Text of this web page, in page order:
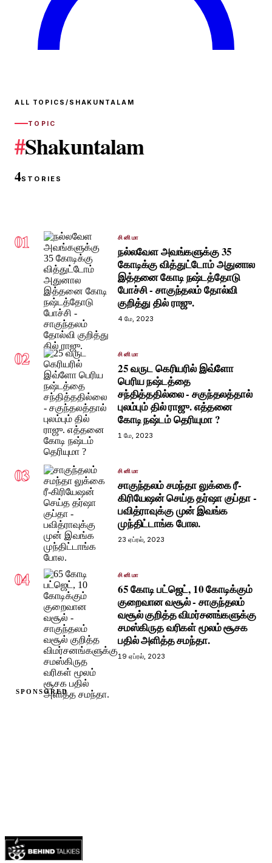
ALL TOPICS / SHAKUNTALAM
TOPIC
#Shakuntalam
4STORIES
01 சினிமா
நல்லவேள அவங்களுக்கு 35
கோடிக்கு வித்துட்டோம் அதுனால
இத்தனை கோடி நஷ்டத்தோடு
போச்சி - சாகுந்தலம் தோல்வி
குறித்து தில் ராஜு.
4 மே, 2023
02 சினிமா
25 வருட கெரியரில் இவ்ளோ
பெரிய நஷ்டத்தை
சந்தித்ததில்லை - சகுந்தலத்தால்
புலம்பும் தில் ராஜு. எத்தனை
கோடி நஷ்டம் தெரியுமா ?
1 மே, 2023
03 சினிமா
சாகுந்தலம் சமந்தா லுக்கை ரீ-
கிரியேஷன் செய்த தர்ஷா குப்தா -
பவித்ராவுக்கு முன் இவங்க
முந்திட்டாங்க போல.
23 ஏப்ரல், 2023
04 சினிமா
65 கோடி பட்ஜெட், 10 கோடிக்கும்
குறைவான வசூல் - சாகுந்தலம்
வசூல் குறித்த விமர்சனங்களுக்கு
சமஸ்கிருத வரிகள் மூலம் சூசக
பதில் அளித்த சமந்தா.
19 ஏப்ரல், 2023
SPONSORED